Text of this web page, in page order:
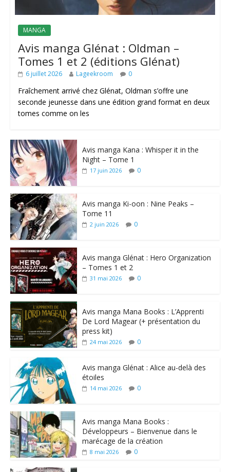
MANGA
Avis manga Glénat : Oldman –
Tomes 1 et 2 (éditions Glénat)
6 juillet 2026 Lageekroom 0
Fraîchement arrivé chez Glénat, Oldman s’offre une
seconde jeunesse dans une édition grand format en deux
tomes comme on les
Avis manga Kana : Whisper it in the
Night – Tome 1
17 juin 2026 0
Avis manga Ki-oon : Nine Peaks –
Tome 11
2 juin 2026 0
Avis manga Glénat : Hero Organization
– Tomes 1 et 2
31 mai 2026 0
Avis manga Mana Books : L’Apprenti
De Lord Magear (+ présentation du
press kit)
24 mai 2026 0
Avis manga Glénat : Alice au-delà des
étoiles
14 mai 2026 0
Avis manga Mana Books :
Développeurs – Bienvenue dans le
marécage de la création
8 mai 2026 0